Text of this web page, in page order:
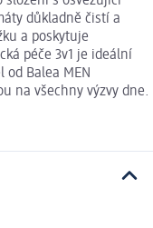
důkladně čistí a
a poskytuje
péče 3v1 je ideální
Balea MEN
na všechny výzvy dne.